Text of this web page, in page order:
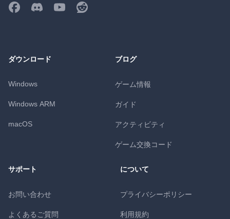
ダウンロード
Windows
Windows ARM
macOS
ブログ
ゲーム情報
ガイド
アクティビティ
ゲーム交換コード
サポート
お問い合わせ
よくあるご質問
について
プライバシーポリシー
利用規約